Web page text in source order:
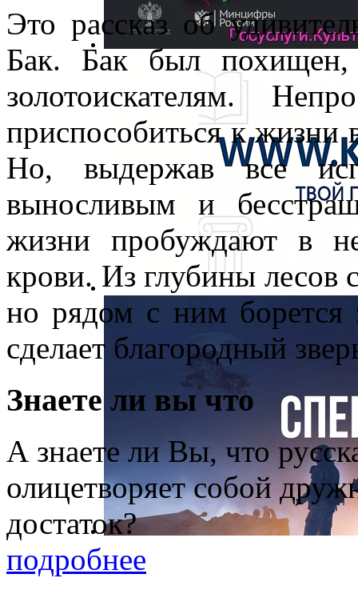
Это рассказ об
Бак. Бак был
золотоискателям.
приспособиться к жизни
Но, выдержав все
выносливым и
жизни пробуждают в
крови. Из глубины лесов
но рядом с ним борется
сделает благородный
Знаете ли вы что
А знаете ли Вы, что
олицетворяет собой
достаток?
подробнее